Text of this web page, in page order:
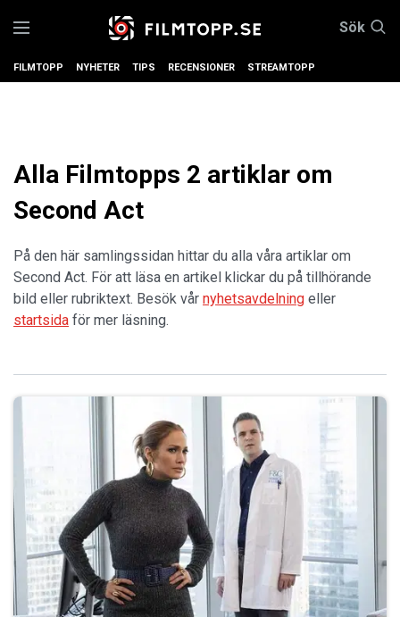
Sök
FILMTOPP NYHETER TIPS RECENSIONER STREAMTOPP
Alla Filmtopps 2 artiklar om
Second Act
På den här samlingssidan hittar du alla våra artiklar om
Second Act. För att läsa en artikel klickar du på tillhörande
bild eller rubriktext. Besök vår nyhetsavdelning eller
startsida för mer läsning.